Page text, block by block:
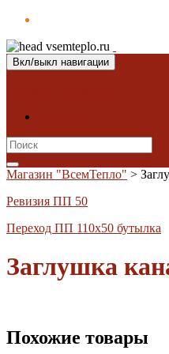
Вкл/выкл навигации
Search
for:
Магазин "ВсемТепло" >
Ревизия ПП 50
Переход ПП 110х50 бутылка
Заглушка
Похожие товары